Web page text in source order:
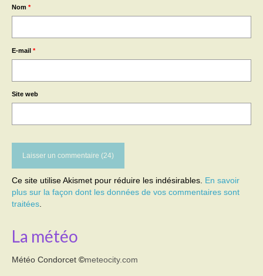
Nom *
E-mail *
Site web
Ce site utilise Akismet pour réduire les indésirables. En savoir
plus sur la façon dont les données de vos commentaires sont
traitées
La météo
Météo Condorcet ©meteocity.com